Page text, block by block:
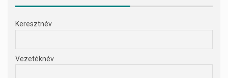
Keresztnév
Vezetéknév